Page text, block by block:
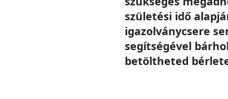
születési idő
igazolványcsere
segítségével
betöltheted